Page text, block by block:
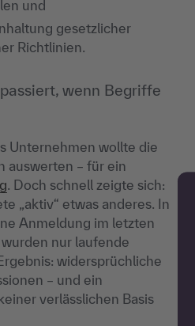
und
gesetzlicher
Richtlinien.
wenn Begriffe
Unternehmen wollte die
auswerten – für ein
. Doch schnell zeigte sich:
„aktiv“ etwas anderes. In
Anmeldung im letzten
nur laufende
widersprüchliche
– und ein
verlässlichen Basis